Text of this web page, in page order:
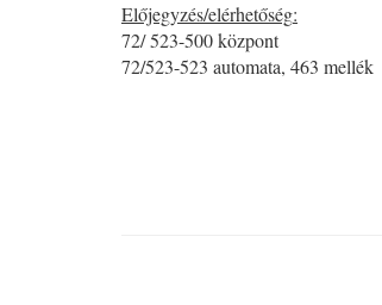
Előjegyzés/elérhetőség:
72/ 523-500 központ
72/523-523 automata, 463